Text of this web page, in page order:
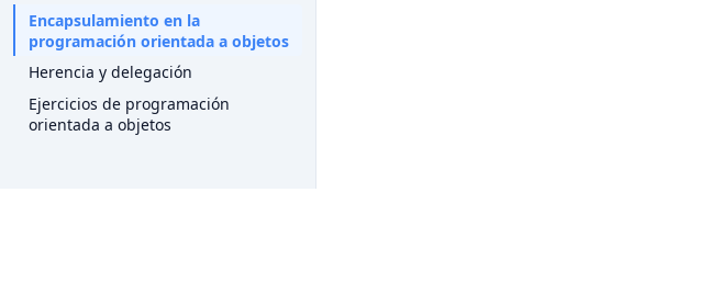
Encapsulamiento en la
programación orientada a objetos
Herencia y delegación
Ejercicios de programación
orientada a objetos